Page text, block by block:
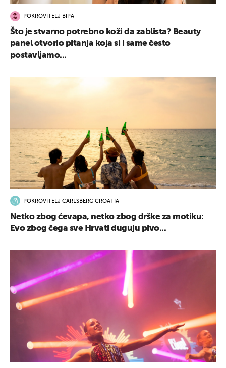
POKROVITELJ BIPA
Što je stvarno potrebno koži da zablista? Beauty
panel otvorio pitanja koja si i same često
postavljamo...
POKROVITELJ CARLSBERG CROATIA
Netko zbog ćevapa, netko zbog drške za motiku:
Evo zbog čega sve Hrvati duguju pivo...